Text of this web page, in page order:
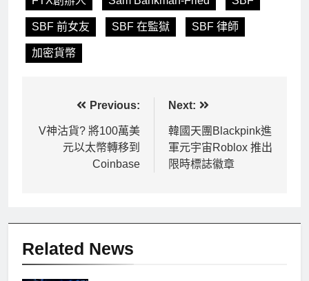
SBF 前女友 SBF 在監獄 SBF 律師
加密貨幣
章
Previous:
V神沽貨? 將100萬美
元以太幣轉移到
Coinbase
Next:
韓國天團Blackpink進
軍元宇宙Roblox 推出
限時標誌徽章
Related News